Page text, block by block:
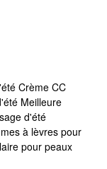
Crème CC
Meilleure
d'été
à lèvres pour
pour peaux